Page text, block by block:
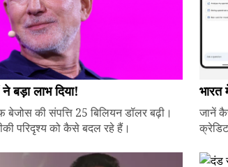
लाभ दिया!
की संपत्ति 25 बिलियन डॉलर बढ़ी।
परिदृश्य को कैसे बदल रहे हैं।
जानें